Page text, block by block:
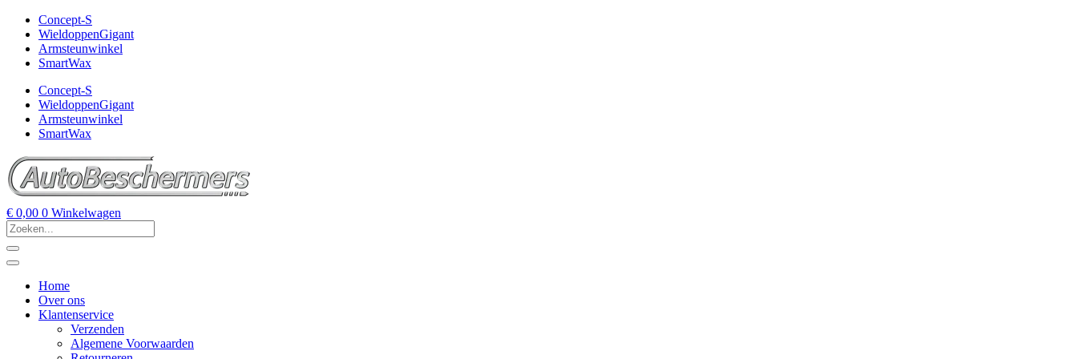
Concept-S
WieldoppenGigant
Armsteunwinkel
SmartWax
Concept-S
WieldoppenGigant
Armsteunwinkel
SmartWax
€ 0,00 0 Winkelwagen
Home
Over ons
Klantenservice
Verzenden
Algemene Voorwaarden